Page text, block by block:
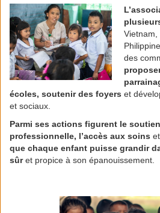
Vietnam,
des
écoles, soutenir des foyers et
et sociaux.
Parmi ses actions figurent le
professionnelle, l’accès aux soins
que chaque enfant puisse grandir
sûret propice à son épanouissement.